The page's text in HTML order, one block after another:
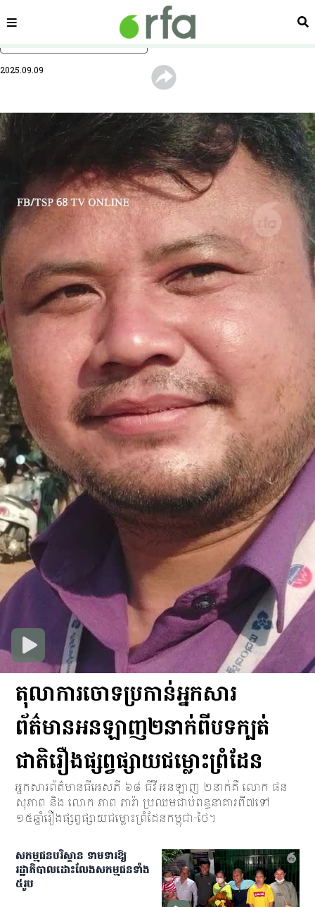
រំលងទៅមាតិកាចម្បង
ផ្នែក ស្វ
2025.09.09
តុលាការចោទប្រកាន់អ្នកសារ
ព័ត៌មានអនឡាញ២នាក់ពីបទក្បត់
ជាតិរឿងផ្សព្វផ្សាយជម្លោះព្រំដែន
អ្នកសារព័ត៌មានធីអេសភី ៦៨ ធីវី អនឡាញ ២នាក់គឺ លោក ផន
សុភាព និង លោក ភាព ភារ៉ា ប្រឈមជាប់ពន្ធនាគារពី៧ទៅ
១៥ឆ្នាំរឿងផ្សព្វផ្សាយជម្លោះព្រំដែនកម្ពុជា-ថៃ។​
សកម្មជន​​បរិស្ថាន ទាមទារ​ឱ្យ​
រដ្ឋាភិបាល​ដោះលែង​សកម្មជន​ទាំង​
៥​រូប